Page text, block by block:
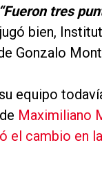
“Fueron tres
bien,
Gonzalo
equipo
Maximiliano
el cambio en